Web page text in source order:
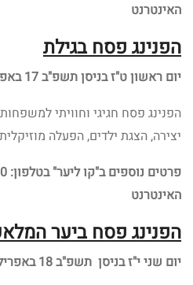
האינטרנט
הפנינג פסח בגילת
יום ראשון ט"ז בניסן תשפ"ב 17 באפריל 2022
הפנינג פסח חגיגי וחוויתי
יצירה, הצגת ילדים, הפעלה
פרטים נוספים
האינטרנט
הפנינג פסח ביער
יום שני י"ז בניסן תשפ"ב 18 באפריל 2022